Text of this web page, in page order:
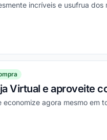
incríveis e usufrua
Virtual e aproveite
economize agora mesmo em